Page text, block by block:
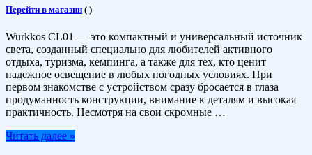
Перейти в магазин ( )
Wurkkos CL01 — это компактный и универсальный источник
света, созданный специально для любителей активного
отдыха, туризма, кемпинга, а также для тех, кто ценит
надежное освещение в любых погодных условиях. При
первом знакомстве с устройством сразу бросается в глаза
продуманность конструкции, внимание к деталям и высокая
практичность. Несмотря на свои скромные …
Читать далее »